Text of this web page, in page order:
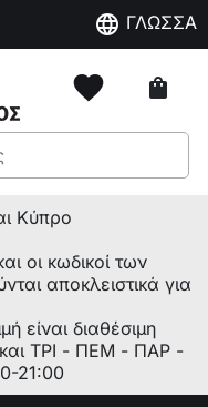
language ΓΛΩΣΣΑ
favorite shopping_bag
Κύπρο
οι κωδικοί των
αποκλειστικά για
είναι διαθέσιμη
ΤΡΙ - ΠΕΜ - ΠΑΡ -
21:00